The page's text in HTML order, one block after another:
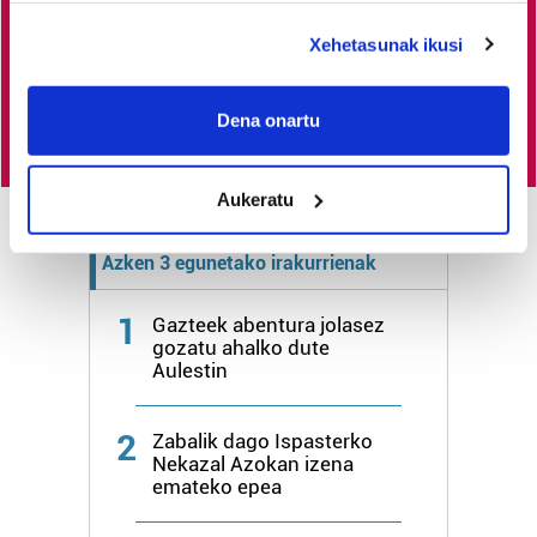
If you allow, we would also like to:
Collect information about your geographical
meters
Identify your device by actively scanning it for
specific characteristics (fingerprinting)
Find out more about how your personal data is processed
and set your preferences in thedetails section.
Guk eta gure bazkideek zure datu pertsonalak
prozesatzen ditugu, zure IP zenbakia, besteak beste,
teknologia erabiliz, cookieak adibidez, iragarki eta eduki
pertsonalizatuak eskaintzeko, iragarkiak eta edukia
neurtzeko, jendeari buruzko informazioa biltzeko eta
produktuak garatzeko. Zure datuak nork eta zertarako
erabiltzen dituen hauta dezakezu.
Xehetasunak ikusi
Dena onartu
Aukeratu
Egin HITZAkide
Azken 3 egunetako irakurrienak
1
Gazteek abentura jolasez
gozatu ahalko dute
Aulestin
2
Zabalik dago Ispasterko
Nekazal Azokan izena
emateko epea